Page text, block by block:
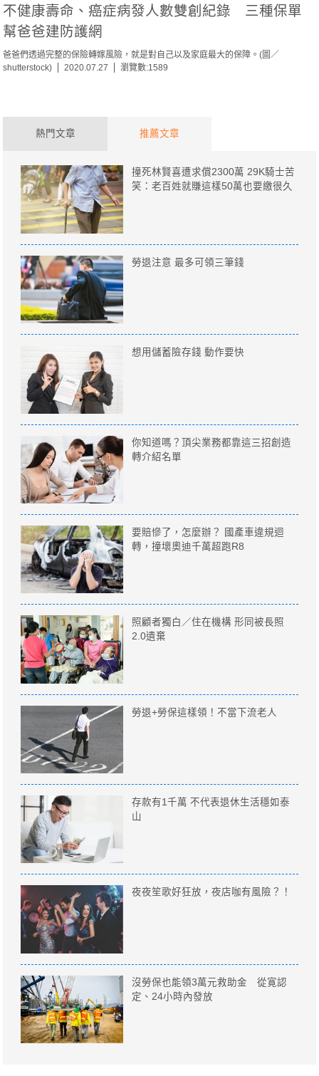
不健康壽命、癌症病發人數雙創紀錄 三種保單
幫爸爸建防護網
爸爸們透過完整的保險轉嫁風險，就是對自己以及家庭最大的保障。(圖／
shutterstock)
2020.07.27 瀏覽數:1589
熱門文章 推薦文章
撞死林賢喜遭求償2300萬 29K騎士苦
笑：老百姓就賺這樣50萬也要繳很久
勞退注意 最多可領三筆錢
想用儲蓄險存錢 動作要快
你知道嗎？頂尖業務都靠這三招創造
轉介紹名單
要賠慘了，怎麼辦？ 國產車違規迴
轉，撞壞奧迪千萬超跑R8
照顧者獨白／住在機構 形同被長照
2.0遺棄
勞退+勞保這樣領！不當下流老人
存款有1千萬 不代表退休生活穩如泰
山
夜夜笙歌好狂放，夜店咖有風險？！
沒勞保也能領3萬元救助金 從寛認
定、24小時內發放